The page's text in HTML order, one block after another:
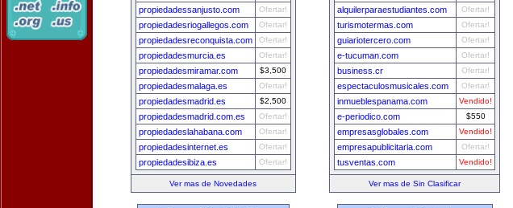
propiedadessanjusto.com Ofertar!
propiedadesriogallegos.com Ofertar!
propiedadesreconquista.com Ofertar!
propiedadesmurcia.es Ofertar!
propiedadesmiramar.com $3,500
propiedadesmalaga.es Ofertar!
propiedadesmadrid.es $2,500
propiedadesmadrid.com.es Ofertar!
propiedadeslahabana.com Ofertar!
propiedadesinternet.es Ofertar!
propiedadesibiza.es Ofertar!
Ver mas de Novedades
alquilerparaestudiantes.com Ofertar!
turismotermas.com Ofertar!
guiariotercero.com Ofertar!
e-tucuman.com Ofertar!
business.cr Ofertar!
espectaculosmusicales.com Ofertar!
inmueblespanama.com Vendido!
e-periodico.com $550
empresasglobales.com Vendido!
empresapublicitaria.com Ofertar!
tusventas.com Vendido!
Ver mas de Sin Clasificar